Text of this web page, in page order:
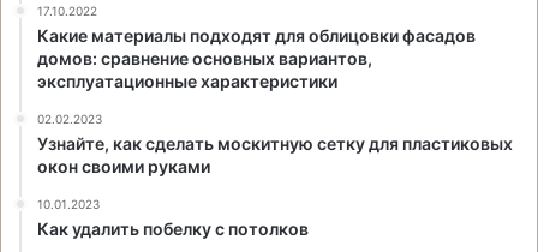
17.10.2022
Какие материалы подходят для облицовки фасадов
домов: сравнение основных вариантов,
эксплуатационные характеристики
02.02.2023
Узнайте, как сделать москитную сетку для пластиковых
окон своими руками
10.01.2023
Как удалить побелку с потолков